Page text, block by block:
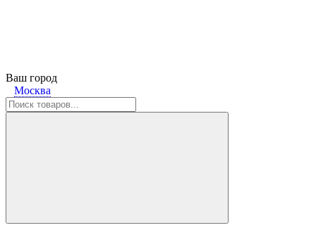
Ваш город
Москва